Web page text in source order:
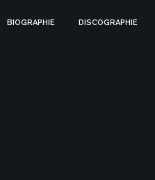
BIOGRAPHIE DISCOGRAPHIE